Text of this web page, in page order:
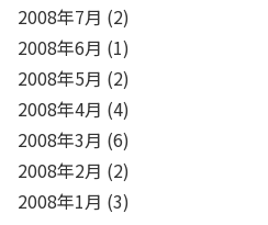
2008年7月 (2)
2008年6月 (1)
2008年5月 (2)
2008年4月 (4)
2008年3月 (6)
2008年2月 (2)
2008年1月 (3)